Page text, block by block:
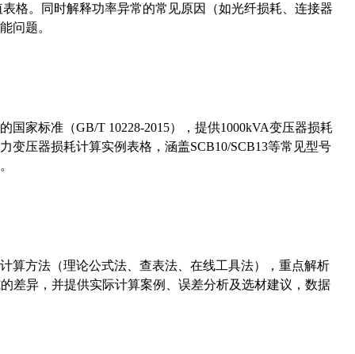
格。同时解释功率异常的常见原因（如光纤损耗、连接器
问题。
家标准（GB/T 10228-2015），提供1000kVA变压器损耗
变压器损耗计算实例表格，涵盖SCB10/SCB13等常见型号
算方法（理论公式法、查表法、在线工具法），重点解析
差异，并提供实际计算案例、误差分析及选材建议，数据